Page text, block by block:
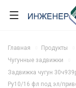
Главная Продукты
Чугунные задвижки
Задвижка чугун
Ру10/16 фл под эл/